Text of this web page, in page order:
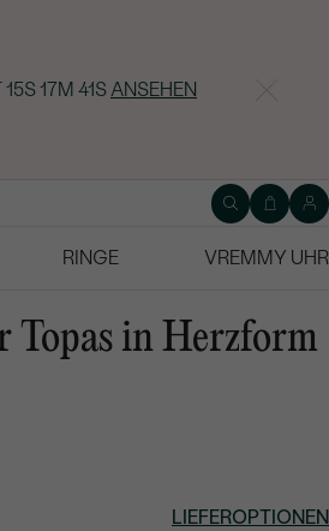
15S 17M 40S ANSEHEN
RINGE
VREMMY UHR
Topas in Herzform
LIEFEROPTIONEN